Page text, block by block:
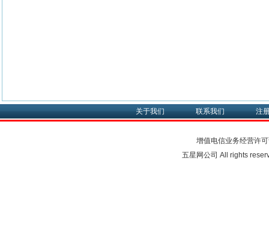
关于我们 联系我们 注
增值电信业务经营许
五星网公司 All rights